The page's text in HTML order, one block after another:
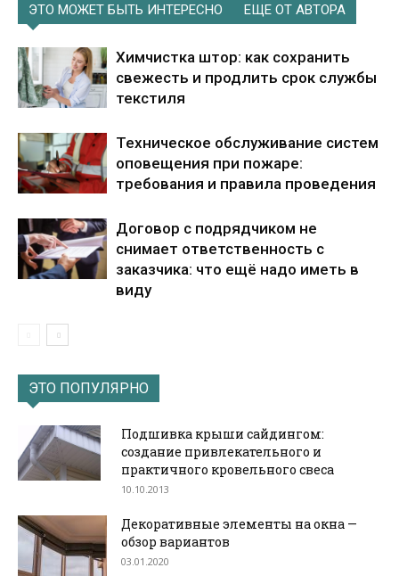
ЭТО МОЖЕТ БЫТЬ ИНТЕРЕСНО ЕЩЕ ОТ АВТОРА
Химчистка штор: как сохранить
свежесть и продлить срок службы
текстиля
Техническое обслуживание систем
оповещения при пожаре:
требования и правила проведения
Договор с подрядчиком не
снимает ответственность с
заказчика: что ещё надо иметь в
виду
ЭТО ПОПУЛЯРНО
Подшивка крыши сайдингом:
создание привлекательного и
практичного кровельного свеса
10.10.2013
Декоративные элементы на окна —
обзор вариантов
03.01.2020